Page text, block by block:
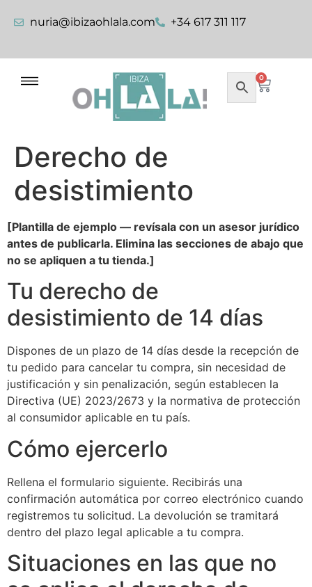
nuria@ibizaohlala.com +34 617 311 117
0
Derecho de
desistimiento
[Plantilla de ejemplo — revísala con un asesor jurídico
antes de publicarla. Elimina las secciones de abajo que
no se apliquen a tu tienda.]
Tu derecho de
desistimiento de 14 días
Dispones de un plazo de 14 días desde la recepción de
tu pedido para cancelar tu compra, sin necesidad de
justificación y sin penalización, según establecen la
Directiva (UE) 2023/2673 y la normativa de protección
al consumidor aplicable en tu país.
Cómo ejercerlo
Rellena el formulario siguiente. Recibirás una
confirmación automática por correo electrónico cuando
registremos tu solicitud. La devolución se tramitará
dentro del plazo legal aplicable a tu compra.
Situaciones en las que no